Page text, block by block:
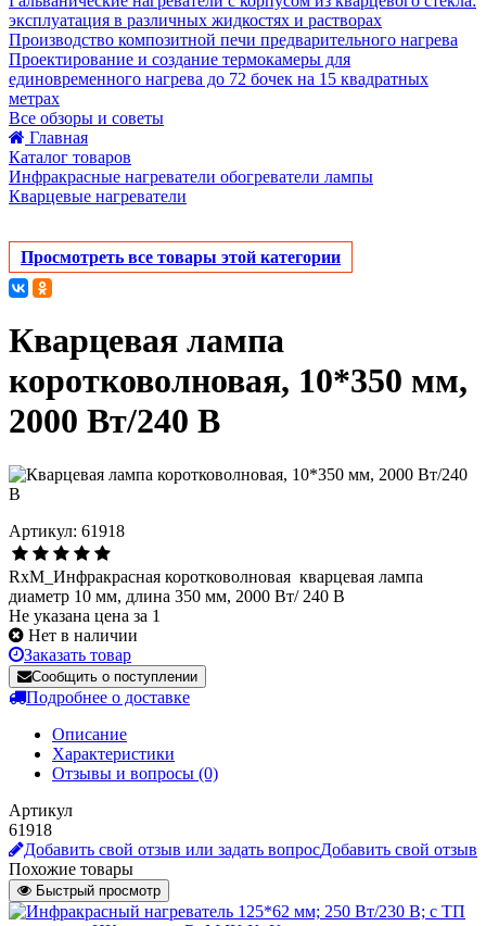
эксплуатация в различных жидкостях и растворах
Производство композитной печи предварительного нагрева
Проектирование и создание термокамеры для
единовременного нагрева до 72 бочек на 15 квадратных
метрах
Все обзоры и советы
Главная
Каталог товаров
Инфракрасные нагреватели обогреватели лампы
Кварцевые нагреватели
Просмотреть все товары этой категории
Кварцевая лампа
коротковолновая, 10*350 мм,
2000 Вт/240 В
Артикул: 61918
RxM_Инфракрасная коротковолновая кварцевая лампа
диаметр 10 мм, длина 350 мм, 2000 Вт/ 240 В
Не указана цена за 1
Нет в наличии
Заказать товар
Сообщить о поступлении
Подробнее о доставке
Описание
Характеристики
Отзывы и вопросы (0)
Артикул
61918
Добавить свой отзыв или задать вопросДобавить свой отзыв
Похожие товары
Быстрый просмотр